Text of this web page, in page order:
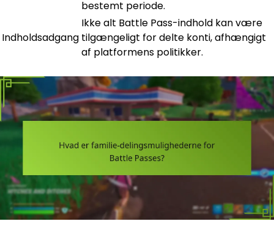
bestemt periode.
Indholdsadgang
Ikke alt Battle Pass-indhold kan være
tilgængeligt for delte konti, afhængigt
af platformens politikker.